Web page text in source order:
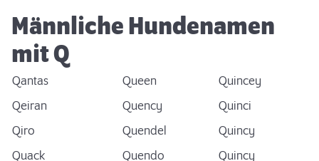
Männliche Hundenamen
mit Q
Qantas Queen
Quincey
Qeiran
Quency
Quinci
Qiro
Quendel
Quincy
Quack
Quendo
Quincy